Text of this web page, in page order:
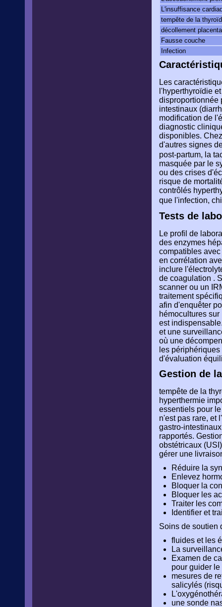
L'insuffisance
tempête de la
décollement
Fausse couche
Infection
Les
l'hyperthyroïdie
disproportionnée
intestinaux
modification de
diagnostic
disponibles.
d'autres signes
post-partum, la
masquée par le
ou des crises
risque de
contrôlés
que l'infection,
Tests de
Le profil de
des enzymes
compatibles
en corrélation
inclure
de coagulation .
scanner ou un
traitement
afin d'enquêter
hémocultures
est
et une
où une
les
d'évaluation
Gestion de
tempête de la
hyperthermie
essentiels pour
n'est pas rare, et
gastro-
rapportés.
obstétricaux
gérer une
Réduire la
Enlevez
Bloquer la
Bloquer les
Traiter les
Identifier et
Soins de soutien
fluides et les
La
Examen de
pour guider
mesures de
salicylés
une sonde